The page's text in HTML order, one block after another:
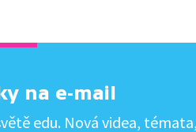
na e-mail
edu. Nová videa,